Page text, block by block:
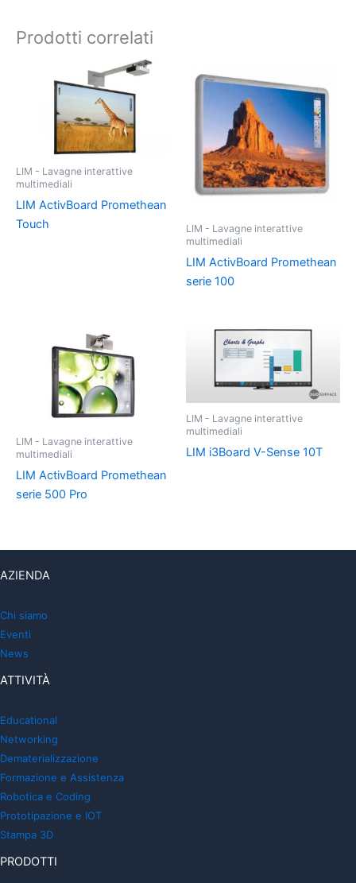
Prodotti correlati
LIM - Lavagne interattive
multimediali
LIM ActivBoard Promethean
Touch
LIM - Lavagne interattive
multimediali
LIM ActivBoard Promethean
serie 100
LIM - Lavagne interattive
multimediali
LIM ActivBoard Promethean
serie 500 Pro
LIM - Lavagne interattive
multimediali
LIM i3Board V-Sense 10T
AZIENDA
Chi siamo
Eventi
News
ATTIVITÀ
Educational
Networking
Dematerializzazione
Formazione e Assistenza
Robotica e Coding
Prototipazione e IOT
Stampa 3D
PRODOTTI